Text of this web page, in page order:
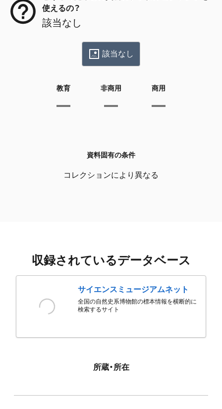
使えるの？
該当なし
該当なし
教育 非商用 商用
資料固有の条件
コレクションにより異なる
収録されているデータベース
サイエンスミュージアムネット
全国の自然史系博物館の標本情報を横断的に
検索するサイト
所蔵・所在